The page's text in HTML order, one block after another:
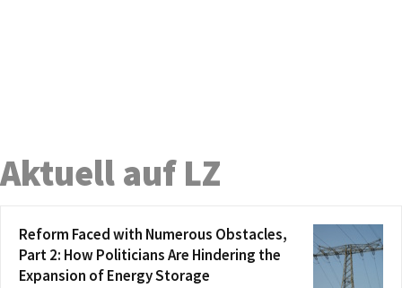
Aktuell auf LZ
Reform Faced with Numerous Obstacles,
Part 2: How Politicians Are Hindering the
Expansion of Energy Storage